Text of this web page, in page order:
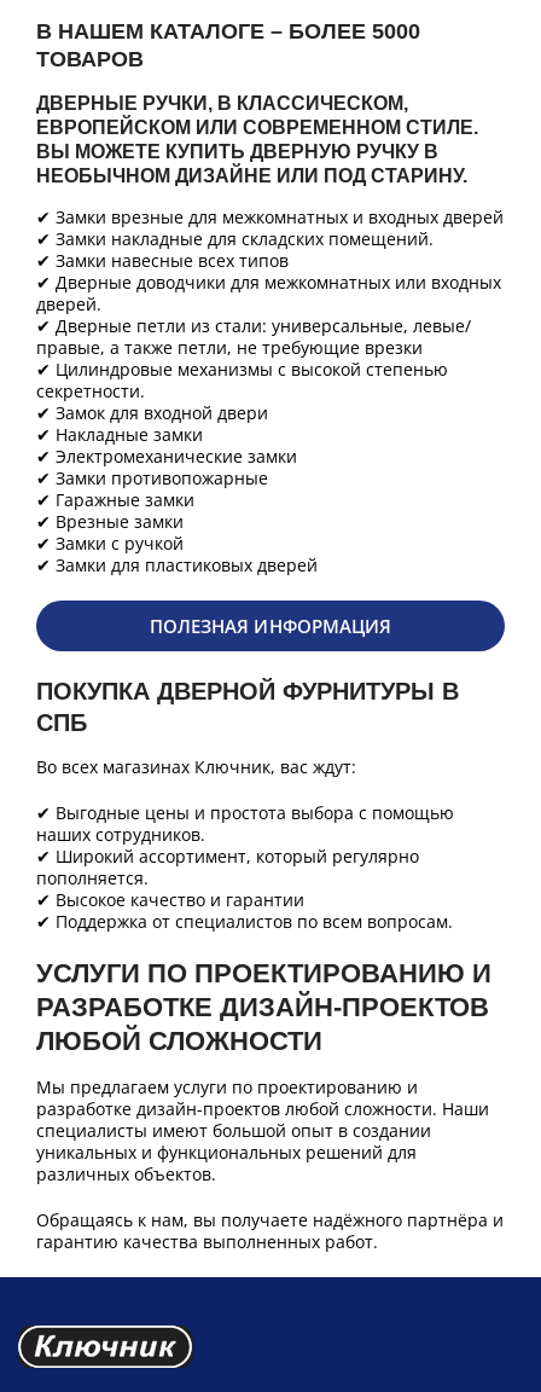
В НАШЕМ КАТАЛОГЕ – БОЛЕЕ 5000
ТОВАРОВ
ДВЕРНЫЕ РУЧКИ, В КЛАССИЧЕСКОМ,
ЕВРОПЕЙСКОМ ИЛИ СОВРЕМЕННОМ СТИЛЕ.
ВЫ МОЖЕТЕ КУПИТЬ ДВЕРНУЮ РУЧКУ В
НЕОБЫЧНОМ ДИЗАЙНЕ ИЛИ ПОД СТАРИНУ.
✔ Замки врезные для межкомнатных и входных дверей
✔ Замки накладные для складских помещений.
✔ Замки навесные всех типов
✔ Дверные доводчики для межкомнатных или входных
дверей.
✔ Дверные петли из стали: универсальные, левые/
правые, а также петли, не требующие врезки
✔ Цилиндровые механизмы с высокой степенью
секретности.
✔ Замок для входной двери
✔ Накладные замки
✔ Электромеханические замки
✔ Замки противопожарные
✔ Гаражные замки
✔ Врезные замки
✔ Замки с ручкой
✔ Замки для пластиковых дверей
ПОЛЕЗНАЯ ИНФОРМАЦИЯ
ПОКУПКА ДВЕРНОЙ ФУРНИТУРЫ В
СПБ
Во всех магазинах Ключник, вас ждут:
✔ Выгодные цены и простота выбора с помощью
наших сотрудников.
✔ Широкий ассортимент, который регулярно
пополняется.
✔ Высокое качество и гарантии
✔ Поддержка от специалистов по всем вопросам.
УСЛУГИ ПО ПРОЕКТИРОВАНИЮ И
РАЗРАБОТКЕ ДИЗАЙН-ПРОЕКТОВ
ЛЮБОЙ СЛОЖНОСТИ
Мы предлагаем услуги по проектированию и
разработке дизайн-проектов любой сложности. Наши
специалисты имеют большой опыт в создании
уникальных и функциональных решений для
различных объектов.
Обращаясь к нам, вы получаете надёжного партнёра и
гарантию качества выполненных работ.